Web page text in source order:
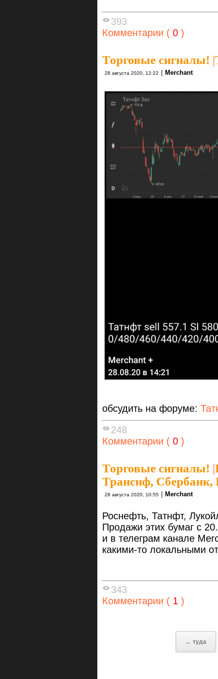
393
Комментарии ( 0 )
Торговые сигналы! |
28 августа 2020, 12:22 Merchant
обсудить на форуме:
248
Комментарии ( 0 )
Торговые сигналы! |
Транснф, Сбербанк,
28 августа 2020, 10:55 Merchant
Роснефть, Татнфт,
Продажи этих бумаг с
и в телеграм канале
какими-то локальными
343
Комментарии ( 1 )
← туда